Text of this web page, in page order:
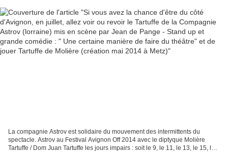
Metz)
La compagnie Astrov est solidaire du mouvement des intermittents du
spectacle. Astrov au Festival Avignon Off 2014 avec le diptyque Molière
Tartuffe / Dom Juan Tartuffe les jours impairs : soit le 9, le 11, le 13, le 15, le